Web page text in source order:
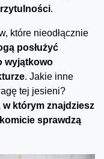
.
które nieodłącznie
posłużyć
wyjątkowo
. Jakie inne
tej jesieni?
w którym znajdziesz
sprawdzą